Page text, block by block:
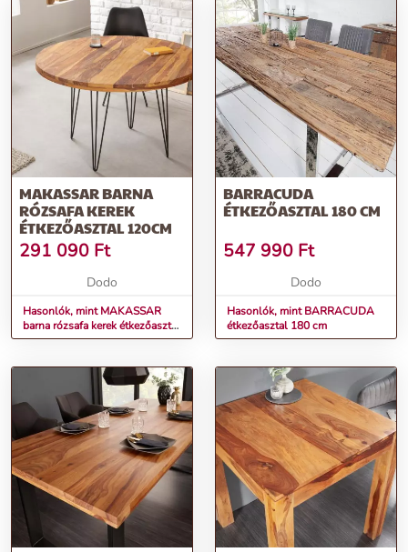
MAKASSAR BARNA
RÓZSAFA KEREK
ÉTKEZŐASZTAL 120CM
291 090 Ft
Dodo
Hasonlók, mint MAKASSAR
barna rózsafa kerek étkezőasztal
120cm
BARRACUDA
ÉTKEZŐASZTAL 180 CM
547 990 Ft
Dodo
Hasonlók, mint BARRACUDA
étkezőasztal 180 cm